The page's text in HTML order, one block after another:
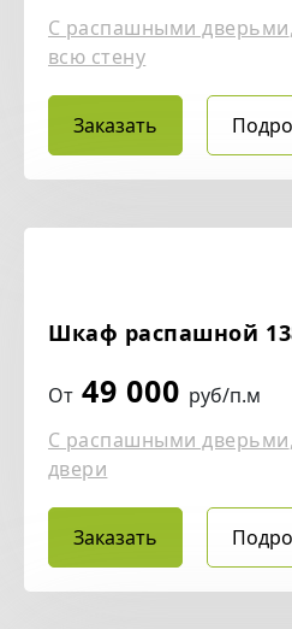
С распашными дверьми,
всю стену
Заказать
Шкаф распашной
От 49 000 руб/п.м
С распашными дверьми,
двери
Заказать